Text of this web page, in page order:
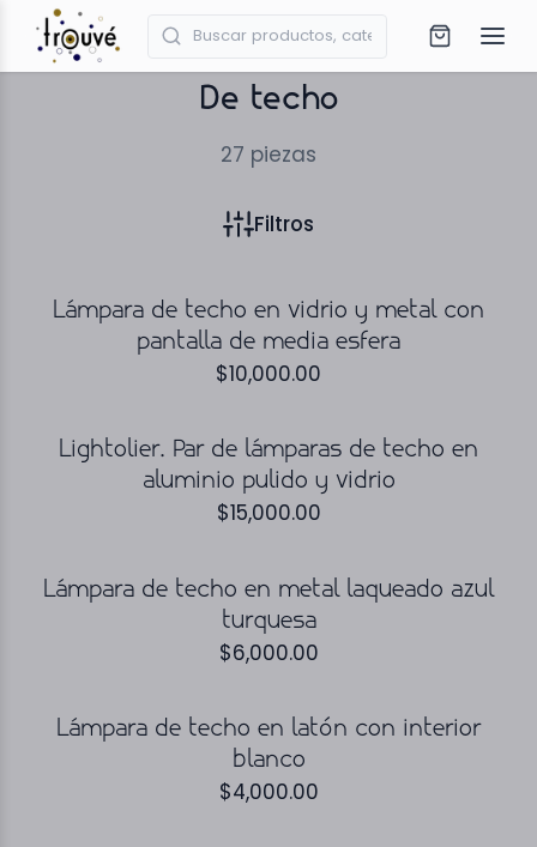
De techo
27 piezas
Filtros
Lámpara de techo en vidrio y metal con
pantalla de media esfera
$10,000.00
Lightolier. Par de lámparas de techo en
aluminio pulido y vidrio
$15,000.00
Lámpara de techo en metal laqueado azul
turquesa
$6,000.00
Lámpara de techo en latón con interior
blanco
$4,000.00